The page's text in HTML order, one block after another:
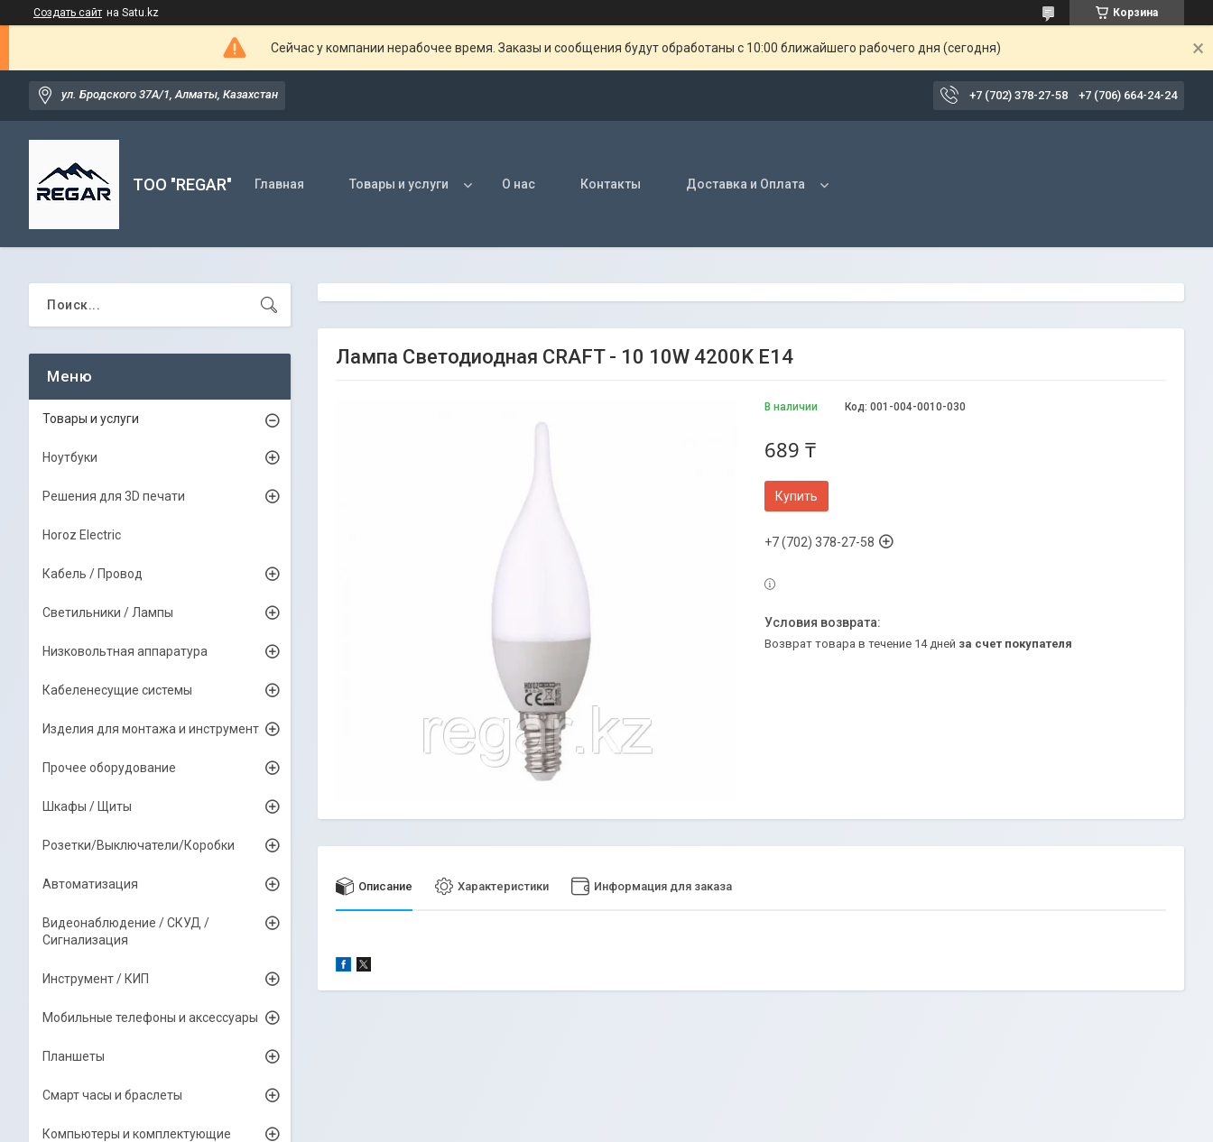
Создать сайт на Satu.kz Корзина
Сейчас у компании нерабочее время. Заказы и сообщения будут обработаны с 10:00 ближайшего рабочего дня (сегодня)
ул. Бродского 37А/1, Алматы, Казахстан +7 (702) 378-27-58 +7 (706) 664-24-24
TOO "REGAR" Главная Товары и услуги О нас Контакты Доставка и Оплата
Лампа Светодиодная CRAFT - 10 10W 4200K E14
В наличии Код: 001-004-0010-030
689 ₸
Купить
+7 (702) 378-27-58
возврат товара в течение 14 дней за счет покупателя
Описание Характеристики Информация для заказа
Товары и услуги
Ноутбуки
Решения для 3D печати
Horoz Electric
Кабель / Провод
Светильники / Лампы
Низковольтная аппаратура
Кабеленесущие системы
Изделия для монтажа и инструмент
Прочее оборудование
Шкафы / Щиты
Розетки/Выключатели/Коробки
Автоматизация
Видеонаблюдение / СКУД /
Сигнализация
Инструмент / КИП
Мобильные телефоны и аксессуары
Планшеты
Смарт часы и браслеты
Компьютеры и комплектующие